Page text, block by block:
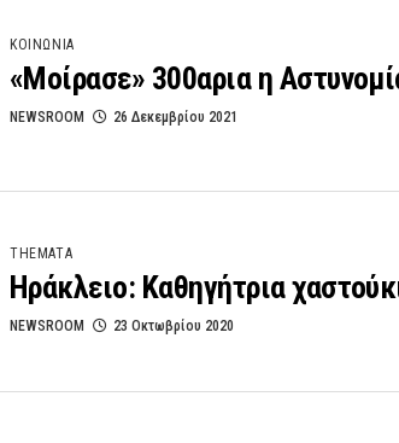
ΚΟΙΝΩΝΙΑ
«Μοίρασε» 300αρια η
NEWSROOM 26 Δεκεμβρίου 2021
THEMATA
Ηράκλειο: Καθηγήτρια
NEWSROOM 23 Οκτωβρίου 2020